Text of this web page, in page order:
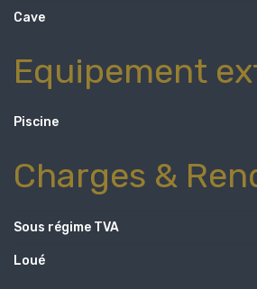
Cave
Equipement
Piscine
Charges &
Sous régime TVA
Loué